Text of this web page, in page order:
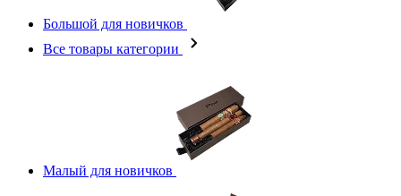
Большой для новичков
Все товары категории
Малый для новичков